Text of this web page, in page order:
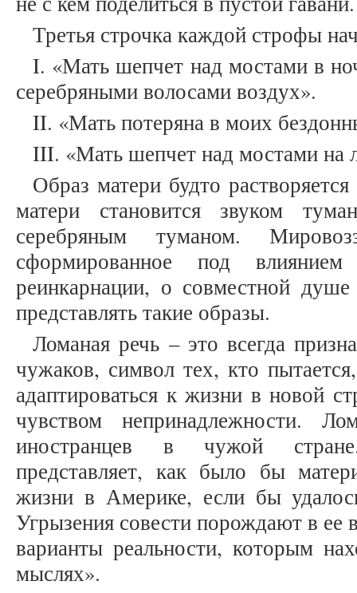
Третья строчка каждой строфы
I. «Мать шепчет над мостами в
серебряными волосами воздух».
II. «Мать потеряна в моих
III. «Мать шепчет над мостами на
Образ матери будто
матери становится звуком
серебряным туманом.
сформированное под
реинкарнации, о совместной
представлять такие образы.
Ломаная речь – это всегда
чужаков, символ тех, кто
адаптироваться к жизни в новой
чувством непринадлежности.
иностранцев в чужой
представляет, как было бы
жизни в Америке, если бы
Угрызения совести порождают в ее
варианты реальности, которым
мыслях».